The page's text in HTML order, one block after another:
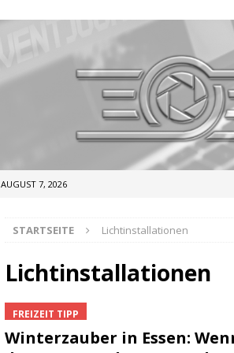
AUGUST 7, 2026
STARTSEITE Lichtinstallationen
Lichtinstallationen
FREIZEIT TIPP
Winterzauber in Essen: